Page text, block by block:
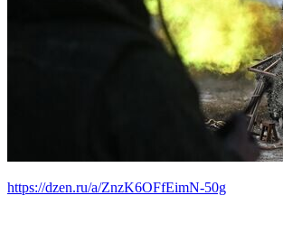
https://dzen.ru/a/ZnzK6OFfEimN-50g